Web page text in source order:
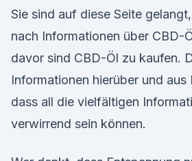
Sie sind auf diese Seite
nach Informationen über CBD-
davor sind CBD-Öl zu kaufen.
Informationen hierüber und
dass all die vielfältigen
verwirrend sein können.